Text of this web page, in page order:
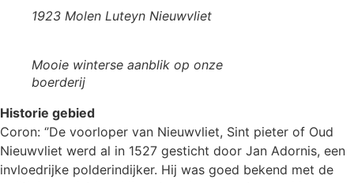
1923 Molen Luteyn Nieuwvliet
Mooie winterse aanblik op onze
boerderij
Historie gebied
Coron: ‘’De voorloper van Nieuwvliet, Sint pieter of Oud
Nieuwvliet werd al in 1527 gesticht door Jan Adornis, een
invloedrijke polderindijker. Hij was goed bekend met de